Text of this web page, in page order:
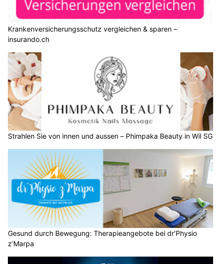
Krankenversicherungsschutz vergleichen & sparen –
insurando.ch
Strahlen Sie von innen und aussen – Phimpaka Beauty in Wil SG
Gesund durch Bewegung: Therapieangebote bei dr’Physio
z’Marpa